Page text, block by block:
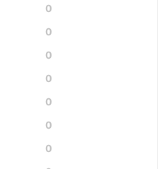
0
0
0
0
0
0
0